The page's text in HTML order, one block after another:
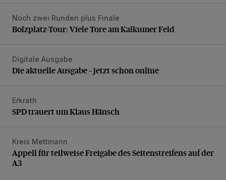
Bolzplatz-Tour: Viele Tore am Kalkumer Feld
Noch zwei Runden plus Finale
Bolzplatz-Tour: Viele Tore am Kalkumer Feld
Die aktuelle Ausgabe – jetzt schon online
Digitale Ausgabe
Die aktuelle Ausgabe – jetzt schon online
SPD trauert um Klaus Hänsch
Erkrath
SPD trauert um Klaus Hänsch
Appell für teilweise Freigabe des Seitenstreifens auf der A3
Kreis Mettmann
Appell für teilweise Freigabe des Seitenstreifens auf der
A3